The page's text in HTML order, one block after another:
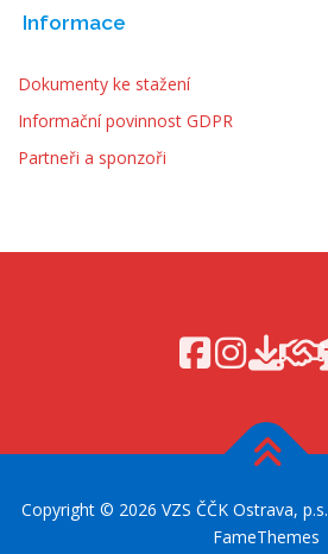
Informace
Dokumenty ke stažení
Informační povinnost GDPR
Partneři a sponzoři
Copyright © 2026 VZS ČČK Ostrava, p.s.
FameThemes